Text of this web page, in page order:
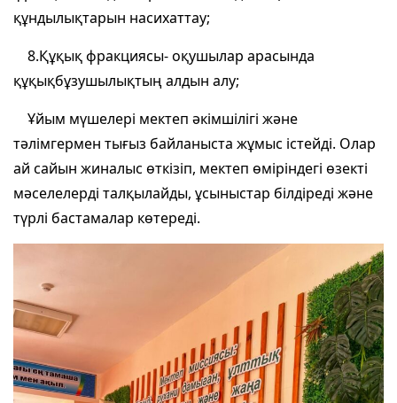
құндылықтарын насихаттау;
8.Құқық фракциясы- оқушылар арасында
құқықбұзушылықтың алдын алу;
Ұйым мүшелері мектеп әкімшілігі және
тәлімгермен тығыз байланыста жұмыс істейді. Олар
ай сайын жиналыс өткізіп, мектеп өміріндегі өзекті
мәселелерді талқылайды, ұсыныстар білдіреді және
түрлі бастамалар көтереді.